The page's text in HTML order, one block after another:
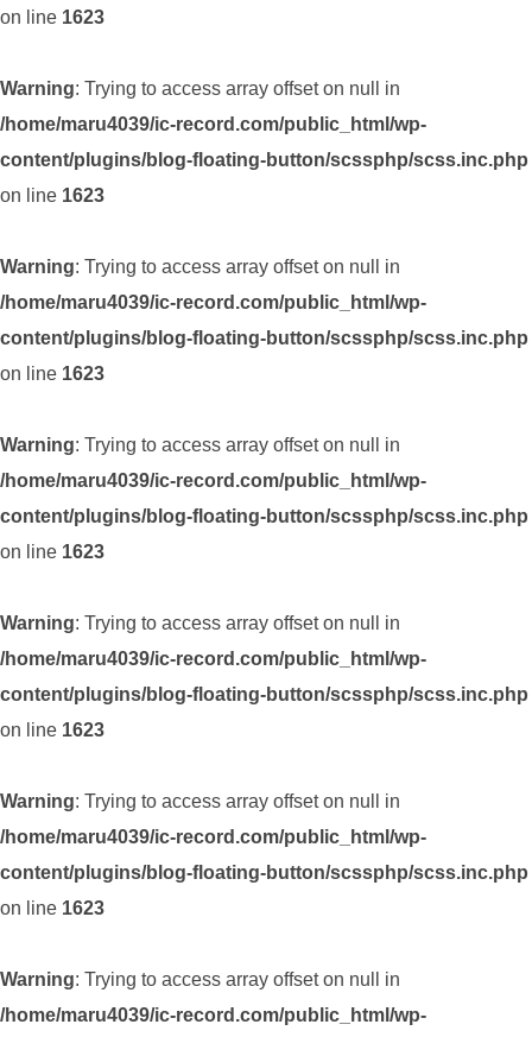
on line 1623
Warning: Trying to access array offset on null in
/home/maru4039/ic-record.com/public_html/wp-
content/plugins/blog-floating-button/scssphp/scss.inc.php
on line 1623
Warning: Trying to access array offset on null in
/home/maru4039/ic-record.com/public_html/wp-
content/plugins/blog-floating-button/scssphp/scss.inc.php
on line 1623
Warning: Trying to access array offset on null in
/home/maru4039/ic-record.com/public_html/wp-
content/plugins/blog-floating-button/scssphp/scss.inc.php
on line 1623
Warning: Trying to access array offset on null in
/home/maru4039/ic-record.com/public_html/wp-
content/plugins/blog-floating-button/scssphp/scss.inc.php
on line 1623
Warning: Trying to access array offset on null in
/home/maru4039/ic-record.com/public_html/wp-
content/plugins/blog-floating-button/scssphp/scss.inc.php
on line 1623
Warning: Trying to access array offset on null in
/home/maru4039/ic-record.com/public_html/wp-